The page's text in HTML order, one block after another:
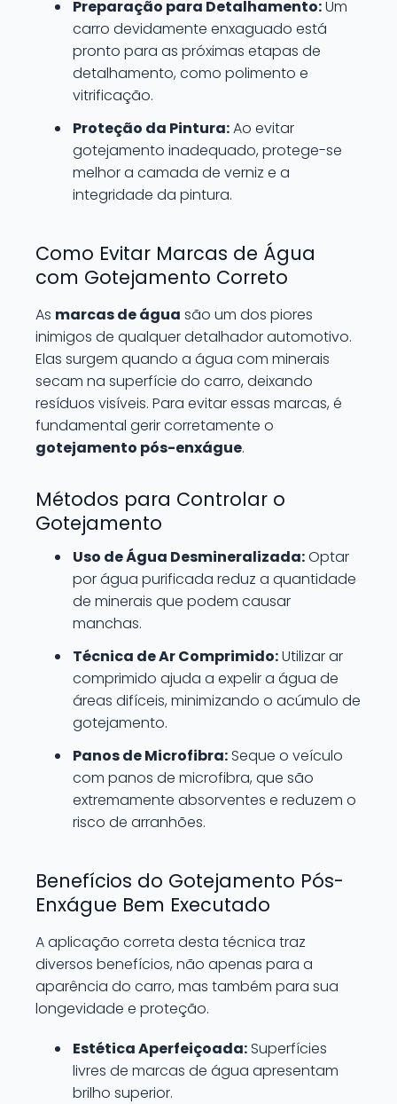
Preparação para Detalhamento:Um
carro devidamente enxaguado está
pronto para as próximas etapas de
detalhamento, como polimento e
vitrificação.
Proteção da Pintura:Ao evitar
gotejamento inadequado, protege-se
melhor a camada de verniz e a
integridade da pintura.
Como Evitar Marcas de Água
com Gotejamento Correto
As marcas de água são um dos piores
inimigos de qualquer detalhador automotivo.
Elas surgem quando a água com minerais
secam na superfície do carro, deixando
resíduos visíveis. Para evitar essas marcas, é
fundamental gerir corretamente o
gotejamento pós-enxágue.
Métodos para Controlar o
Gotejamento
Uso de Água Desmineralizada:Optar
por água purificada reduz a quantidade
de minerais que podem causar
manchas.
Técnica de Ar Comprimido:Utilizar ar
comprimido ajuda a expelir a água de
áreas difíceis, minimizando o acúmulo de
gotejamento.
Panos de Microfibra: Seque o veículo
com panos de microfibra, que são
extremamente absorventes e reduzem o
risco de arranhões.
Benefícios do Gotejamento Pós-
Enxágue Bem Executado
A aplicação correta desta técnica traz
diversos benefícios, não apenas para a
aparência do carro, mas também para sua
longevidade e proteção.
Estética Aperfeiçoada: Superfícies
livres de marcas de água apresentam
brilho superior.